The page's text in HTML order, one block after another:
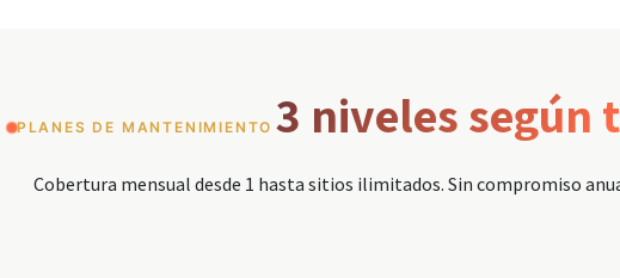
PLANES DE MANTENIMIENTO 3 niveles según
Cobertura mensual desde 1 hasta sitios ilimitados. Sin compromiso